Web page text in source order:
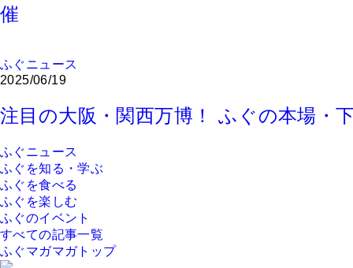
催
ふぐニュース
2025/06/19
注目の大阪・関西万博！ ふぐの本場・
ふぐニュース
ふぐを知る・学ぶ
ふぐを食べる
ふぐを楽しむ
ふぐのイベント
すべての記事一覧
ふぐマガマガトップ